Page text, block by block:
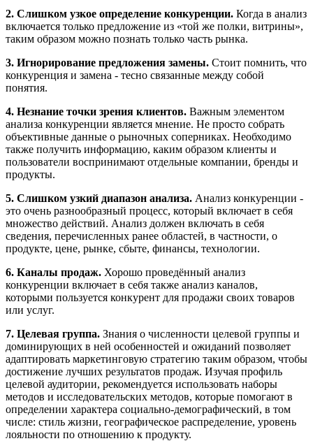
2. Слишком узкое определение конкуренции. Когда в анализ
включается только предложение из «той же полки, витрины»,
таким образом можно познать только часть рынка.
3. Игнорирование предложения замены. Стоит помнить, что
конкуренция и замена - тесно связанные между собой
понятия.
4. Незнание точки зрения клиентов. Важным элементом
анализа конкуренции является мнение. Не просто собрать
объективные данные о рыночных соперниках. Необходимо
также получить информацию, каким образом клиенты и
пользователи воспринимают отдельные компании, бренды и
продукты.
5. Слишком узкий диапазон анализа. Анализ конкуренции -
это очень разнообразный процесс, который включает в себя
множество действий. Анализ должен включать в себя
сведения, перечисленных ранее областей, в частности, о
продукте, цене, рынке, сбыте, финансы, технологии.
6. Каналы продаж. Хорошо проведённый анализ
конкуренции включает в себя также анализ каналов,
которыми пользуется конкурент для продажи своих товаров
или услуг.
7. Целевая группа. Знания о численности целевой группы и
доминирующих в ней особенностей и ожиданий позволяет
адаптировать маркетинговую стратегию таким образом, чтобы
достижение лучших результатов продаж. Изучая профиль
целевой аудитории, рекомендуется использовать наборы
методов и исследовательских методов, которые помогают в
определении характера социально-демографический, в том
числе: стиль жизни, географическое распределение, уровень
лояльности по отношению к продукту.